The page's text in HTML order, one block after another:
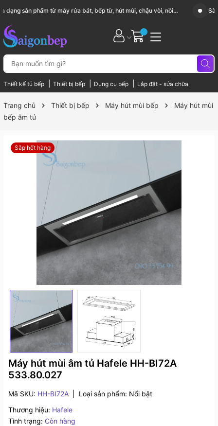
Sài Gòn Bếp chuyên thiết bị bếp, gia dụng bếp cao cấp
Thiết kế tủ bếp Thiết bị bếp Dụng cụ bếp Lắp đặt - sửa chữa
Trang chủ Thiết bị bếp Máy hút mùi bếp
Máy hút mùi
bếp âm tủ
Sắp hết hàng
Máy hút mùi âm tủ Hafele HH-BI72A
533.80.027
Mã SKU: HH-BI72A Loại sản phẩm: Nổi bật
Thương hiệu: Hafele
Tình trạng: Còn hàng